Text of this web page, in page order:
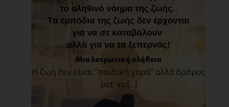
Μια λυτρωτική αλήθεια
Η ζωή δεν είναι "παιδική χαρά" αλλά δρόμος
μετ' εμ[...]